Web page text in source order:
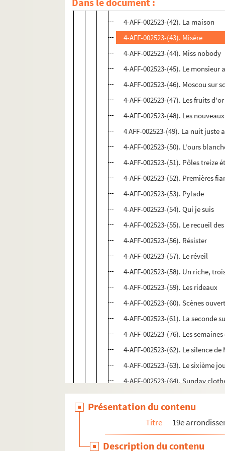
4-AFF-002523-(41). Mahmoud
4-AFF-002523-(42). La maison
4-AFF-002523-(43). Misère
4-AFF-002523-(44). Miss nobody
4-AFF-002523-(45). Le monsieur
4-AFF-002523-(46). Moscou sur
4-AFF-002523-(47). Les fruits d'or
4-AFF-002523-(48). Les
4 AFF-002523-(49). La nuit juste
4-AFF-002523-(50). L'ours
4-AFF-002523-(51). Pôles treize
4-AFF-002523-(52). Premières
4-AFF-002523-(53). Pylade
4-AFF-002523-(54). Qui je suis
4-AFF-002523-(55). Le recueil
4-AFF-002523-(56). Résister
4-AFF-002523-(57). Le réveil
4-AFF-002523-(58). Un riche,
4-AFF-002523-(59). Les rideaux
4-AFF-002523-(60). Scènes
4-AFF-002523-(61). La seconde
4-AFF-002523-(76). Les
4-AFF-002523-(62). Le silence de
4-AFF-002523-(63). Le sixième
4-AFF-002523-(64). Sunday
4-AFF-002523-(66). La terrible
4-AFF-002523-(67). Tous en ligne
4-AFF-002523-(68). Treize
Présentation du contenu
Titre 19e
Description du contenu